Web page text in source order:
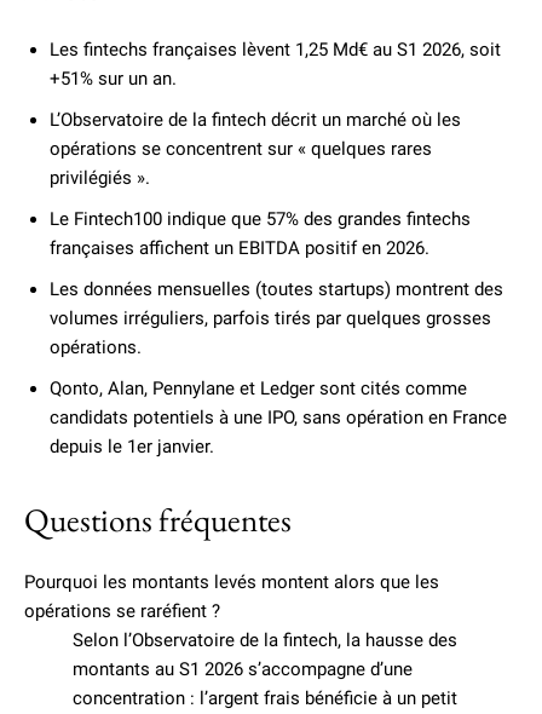
Les fintechs françaises lèvent 1,25 Md€ au S1 2026, soit
+51% sur un an.
L’Observatoire de la fintech décrit un marché où les
opérations se concentrent sur « quelques rares
privilégiés ».
Le Fintech100 indique que 57% des grandes fintechs
françaises affichent un EBITDA positif en 2026.
Les données mensuelles (toutes startups) montrent des
volumes irréguliers, parfois tirés par quelques grosses
opérations.
Qonto, Alan, Pennylane et Ledger sont cités comme
candidats potentiels à une IPO, sans opération en France
depuis le 1er janvier.
Questions fréquentes
Pourquoi les montants levés montent alors que les
opérations se raréfient ?
Selon l’Observatoire de la fintech, la hausse des
montants au S1 2026 s’accompagne d’une
concentration : l’argent frais bénéficie à un petit